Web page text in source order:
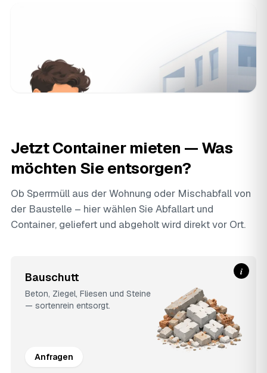
Jetzt Container mieten — Was
möchten Sie entsorgen?
Ob Sperrmüll aus der Wohnung oder Mischabfall von
der Baustelle – hier wählen Sie Abfallart und
Container, geliefert und abgeholt wird direkt vor Ort.
Bauschutt
Beton, Ziegel, Fliesen und Steine
— sortenrein entsorgt.
Anfragen
i